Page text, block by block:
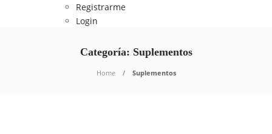
Registrarme
Login
Categoría: Suplementos
Home Suplementos